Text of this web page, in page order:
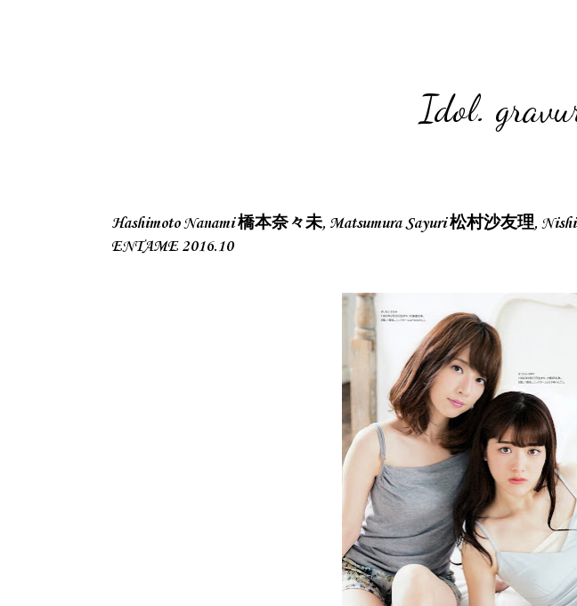
Idol.
Hashimoto Nanami 橋本奈々未, Matsumura Sayuri 松村沙友理,
ENTAME 2016.10